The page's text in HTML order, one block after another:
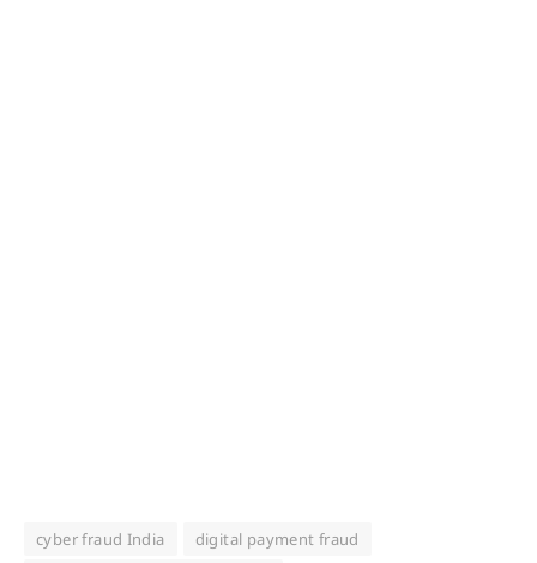
cyber fraud India
digital payment fraud